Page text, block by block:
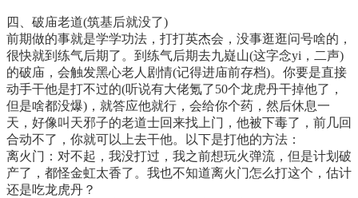
四、破庙老道(筑基后就没了)
前期做的事就是学学功法，打打英杰会，没事逛逛问号啥的，
很快就到练气后期了。到练气后期去九嶷山(这字念yi，二声)
的破庙，会触发黑心老人剧情(记得进庙前存档)。你要是直接
动手干他是打不过的(听说有大佬氪了50个龙虎丹干掉他了，
但是啥都没爆)，就答应他就行，会给你个药，然后休息一
天，好像叫天邪子的老道士回来找上门，他被下毒了，前几回
合动不了，你就可以上去干他。以下是打他的方法：
离火门：对不起，我没打过，我之前想玩火弹流，但是计划破
产了，都怪金虹太香了。我也不知道离火门怎么打这个，估计
还是吃龙虎丹？